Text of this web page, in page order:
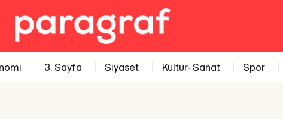
3. Sayfa Siyaset Kültür-Sanat Spor